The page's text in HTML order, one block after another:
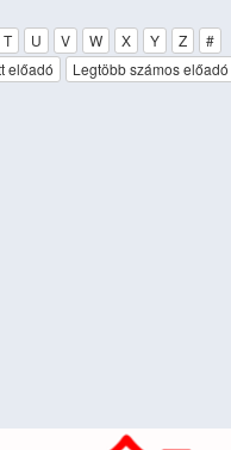
T U V W X Y Z
#
előadó Legtöbb számos előadó